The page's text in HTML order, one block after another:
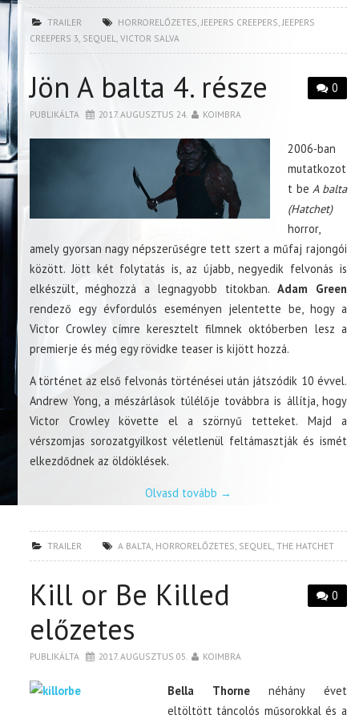
TRAILER HORRORELŐZETES,JEEPERS CREEPERS,JEEPERS
CREEPERS 3, SEQUEL,VICTOR SALVA
0
Jön A balta 4. része
PUBLIKÁLTA 2017. AUGUSZTUS 24. KOIMBRA
2006-ban
mutatkozot
t beA balta
(Hatchet)
horror,
amely gyorsan nagy népszerűségre tett szert a műfaj rajongói
között. Jött két folytatás is, az újabb, negyedik felvonás is
elkészült, méghozzá a legnagyobb titokban. Adam Green
rendező egy évfordulós eseményen jelentette be, hogy a
Victor Crowley címre keresztelt filmnek októberben lesz a
premierje és még egy rövidke teaser is kijött hozzá.
A történet az első felvonás történései után játszódik 10 évvel.
Andrew Yong, a mészárlások túlélője továbbra is állítja, hogy
Victor Crowley követte el a szörnyű tetteket. Majd a
vérszomjas sorozatgyilkost véletlenül feltámasztják és ismét
elkezdődnek az öldöklések.
Olvasd tovább →
TRAILER A BALTA, HORRORELŐZETES, SEQUEL,THE HATCHET
0
Kill or Be Killed
előzetes
PUBLIKÁLTA 2017. AUGUSZTUS 05. KOIMBRA
Bella Thornenéhány évet
eltöltött táncolós műsorokkal és a